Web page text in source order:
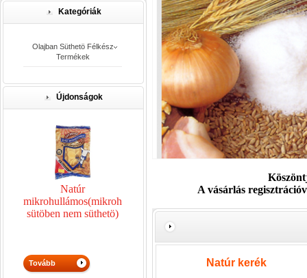
Kategóriák
Olajban Süthetö Félkész
Termékek
Újdonságok
Natúr
mikrohullámos(mikrohullámú
sütöben nem süthetö)
A vásárlás
Natúr kerék